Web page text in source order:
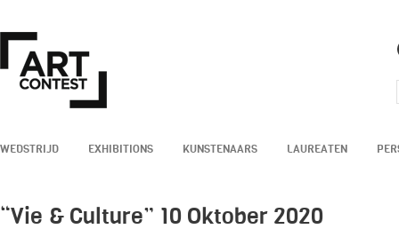
WEDSTRIJD EXHIBITIONS KUNSTENAARS LAUREATEN
“Vie & Culture” 10 Oktober 2020